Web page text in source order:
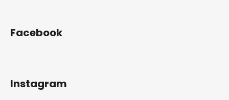
Facebook
Instagram